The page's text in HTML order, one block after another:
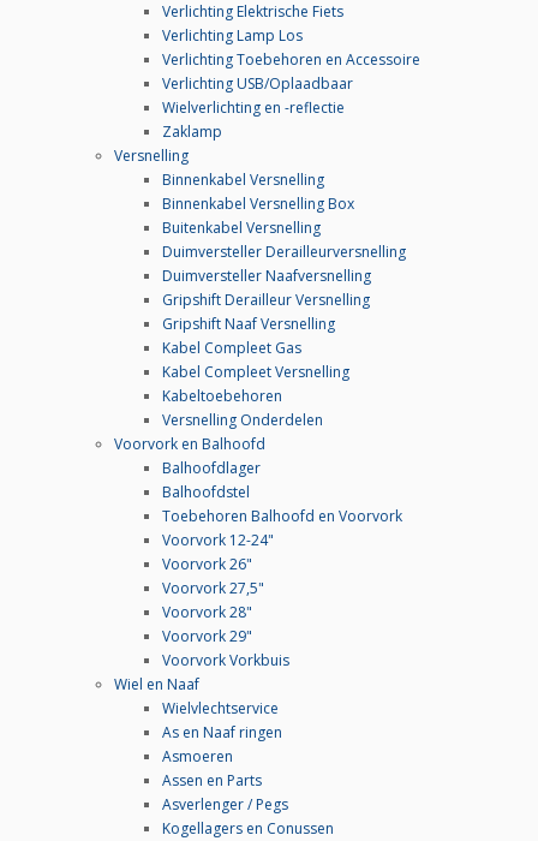
Verlichting Elektrische Fiets
Verlichting Lamp Los
Verlichting Toebehoren en Accessoire
Verlichting USB/Oplaadbaar
Wielverlichting en -reflectie
Zaklamp
Versnelling
Binnenkabel Versnelling
Binnenkabel Versnelling Box
Buitenkabel Versnelling
Duimversteller Derailleurversnelling
Duimversteller Naafversnelling
Gripshift Derailleur Versnelling
Gripshift Naaf Versnelling
Kabel Compleet Gas
Kabel Compleet Versnelling
Kabeltoebehoren
Versnelling Onderdelen
Voorvork en Balhoofd
Balhoofdlager
Balhoofdstel
Toebehoren Balhoofd en Voorvork
Voorvork 12-24"
Voorvork 26"
Voorvork 27,5"
Voorvork 28"
Voorvork 29"
Voorvork Vorkbuis
Wiel en Naaf
Wielvlechtservice
As en Naaf ringen
Asmoeren
Assen en Parts
Asverlenger / Pegs
Kogellagers en Conussen